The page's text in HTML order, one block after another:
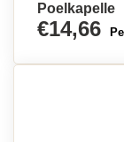
Poelkapelle
€14,66